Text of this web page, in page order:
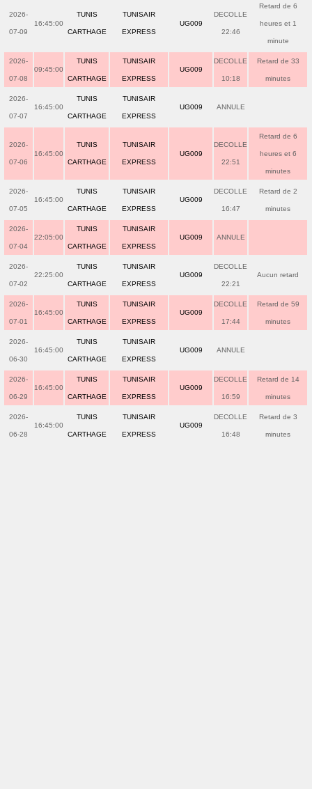
2026-
07-09
16:45:00
TUNIS
CARTHAGE
TUNISAIR
EXPRESS
UG009
DECOLLE
22:46
Retard de 6
heures et 1
minute
2026-
07-08
09:45:00
TUNIS
CARTHAGE
TUNISAIR
EXPRESS
UG009
DECOLLE
10:18
Retard de 33
minutes
2026-
07-07
16:45:00
TUNIS
CARTHAGE
TUNISAIR
EXPRESS
UG009 ANNULE
2026-
07-06
16:45:00
TUNIS
CARTHAGE
TUNISAIR
EXPRESS
UG009
DECOLLE
22:51
Retard de 6
heures et 6
minutes
2026-
07-05
16:45:00
TUNIS
CARTHAGE
TUNISAIR
EXPRESS
UG009
DECOLLE
16:47
Retard de 2
minutes
2026-
07-04
22:05:00
TUNIS
CARTHAGE
TUNISAIR
EXPRESS
UG009 ANNULE
2026-
07-02
22:25:00
TUNIS
CARTHAGE
TUNISAIR
EXPRESS
UG009
DECOLLE
22:21
Aucun retard
2026-
07-01
16:45:00
TUNIS
CARTHAGE
TUNISAIR
EXPRESS
UG009
DECOLLE
17:44
Retard de 59
minutes
2026-
06-30
16:45:00
TUNIS
CARTHAGE
TUNISAIR
EXPRESS
UG009 ANNULE
2026-
06-29
16:45:00
TUNIS
CARTHAGE
TUNISAIR
EXPRESS
UG009
DECOLLE
16:59
Retard de 14
minutes
2026-
06-28
16:45:00
TUNIS
CARTHAGE
TUNISAIR
EXPRESS
UG009
DECOLLE
16:48
Retard de 3
minutes